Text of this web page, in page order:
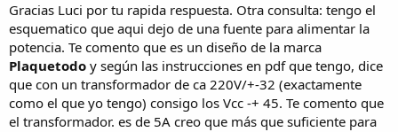
Gracias Luci por tu rapida respuesta. Otra consulta: tengo el
esquematico que aqui dejo de una fuente para alimentar la
potencia. Te comento que es un diseño de la marca
Plaquetodo y según las instrucciones en pdf que tengo, dice
que con un transformador de ca 220V/+-32 (exactamente
como el que yo tengo) consigo los Vcc -+ 45. Te comento que
el transformador. es de 5A creo que más que suficiente para